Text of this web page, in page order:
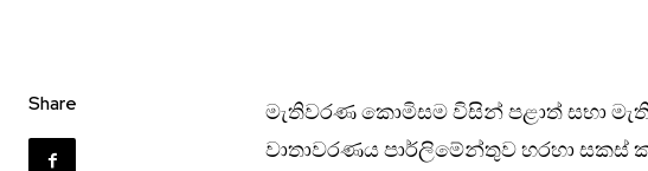
Share
මැතිවරණ කොමිසම විසින් පළාත් සභා
වාතාවරණය පාර්ලිමේන්තුව හරහා සකස්